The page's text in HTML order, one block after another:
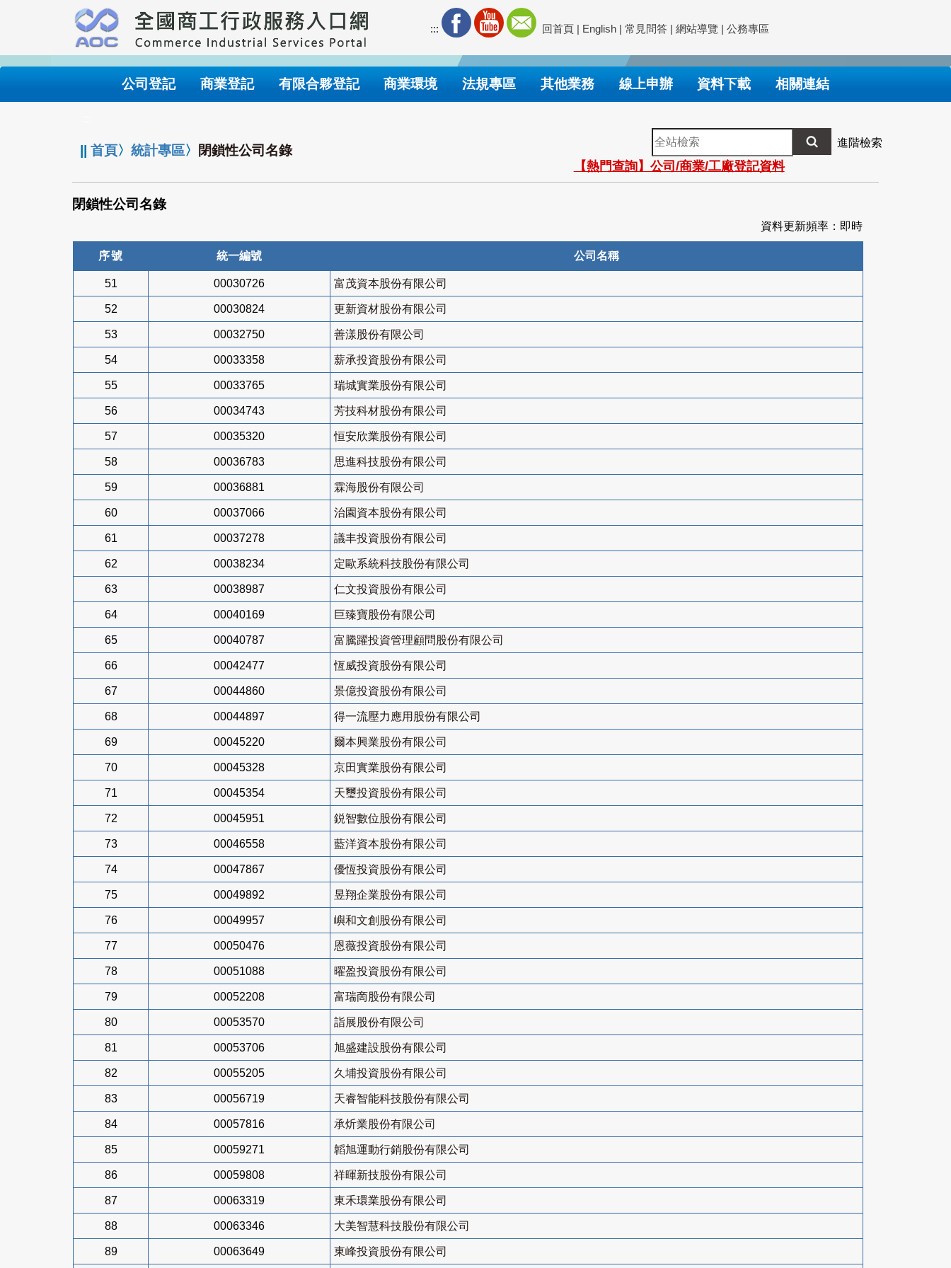
要
內
::: 回首頁 | English | 常見問答 | 網站導覽 | 公務專區
公司登記 商業登記 有限合夥登記 商業環境 法規專區 其他業務 線上申辦 資料下載 相關連結
||首頁〉統計專區〉 閉鎖性公司名錄
全
站
檢
索
進階檢索
【熱門查詢】公司/商業/工廠登記資料
閉鎖性公司名錄
資料更新頻率：即時
序號 統一編號 公司名稱
51 00030726 富茂資本股份有限公司
52 00030824 更新資材股份有限公司
53 00032750 善漾股份有限公司
54 00033358 薪承投資股份有限公司
55 00033765 瑞城實業股份有限公司
56 00034743 芳技科材股份有限公司
57 00035320 恒安欣業股份有限公司
58 00036783 思進科技股份有限公司
59 00036881 霖海股份有限公司
60 00037066 治園資本股份有限公司
61 00037278 議丰投資股份有限公司
62 00038234 定歐系統科技股份有限公司
63 00038987 仁文投資股份有限公司
64 00040169 巨臻寶股份有限公司
65 00040787 富騰躍投資管理顧問股份有限公司
66 00042477 恆威投資股份有限公司
67 00044860 景億投資股份有限公司
68 00044897 得一流壓力應用股份有限公司
69 00045220 爾本興業股份有限公司
70 00045328 京田實業股份有限公司
71 00045354 天璽投資股份有限公司
72 00045951 鋭智數位股份有限公司
73 00046558 藍洋資本股份有限公司
74 00047867 優恆投資股份有限公司
75 00049892 昱翔企業股份有限公司
76 00049957 嶼和文創股份有限公司
77 00050476 恩薇投資股份有限公司
78 00051088 曜盈投資股份有限公司
79 00052208 富瑞啇股份有限公司
80 00053570 詣展股份有限公司
81 00053706 旭盛建設股份有限公司
82 00055205 久埔投資股份有限公司
83 00056719 天睿智能科技股份有限公司
84 00057816 承炘業股份有限公司
85 00059271 韜旭運動行銷股份有限公司
86 00059808 祥暉新技股份有限公司
87 00063319 東禾環業股份有限公司
88 00063346 大美智慧科技股份有限公司
89 00063649 東峰投資股份有限公司